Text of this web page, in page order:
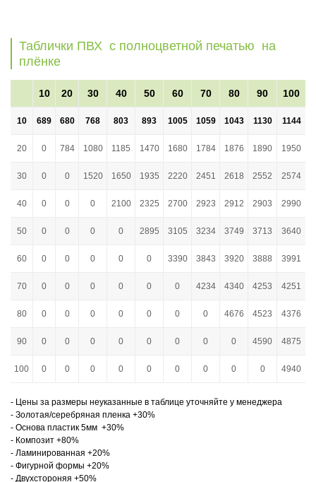
Таблички ПВХ с полноцветной печатью на
плёнке
10 20 30 40 50 60 70 80 90 100
10 689 680 768 803 893 1005 1059 1043 1130 1144
20 0 784 1080 1185 1470 1680 1784 1876 1890 1950
30 0 0 1520 1650 1935 2220 2451 2618 2552 2574
40 0 0 0 2100 2325 2700 2923 2912 2903 2990
50 0 0 0 0 2895 3105 3234 3749 3713 3640
60 0 0 0 0 0 3390 3843 3920 3888 3991
70 0 0 0 0 0 0 4234 4340 4253 4251
80 0 0 0 0 0 0 0 4676 4523 4376
90 0 0 0 0 0 0 0 0 4590 4875
100 0 0 0 0 0 0 0 0 0 4940
- Цены за размеры неуказанные в таблице уточняйте у менеджера
- Золотая/серебряная пленка +30%
- Основа пластик 5мм +30%
- Композит +80%
- Ламинированная +20%
- Фигурной формы +20%
- Двухстороняя +50%